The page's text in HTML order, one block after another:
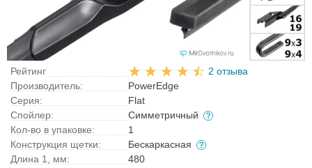
Рейтинг
2 отзыва
Производитель:
PowerEdge
Серия:
Flat
Спойлер:
Симметричный
Кол-во в упаковке:
1
Конструкция щетки:
Бескаркасная
Длина 1, мм:
480